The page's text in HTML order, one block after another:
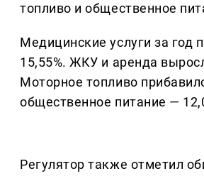
топливо и общественное
Медицинские услуги за год
15,55%. ЖКУ и аренда
Моторное топливо
общественное питание —
Регулятор также отметил